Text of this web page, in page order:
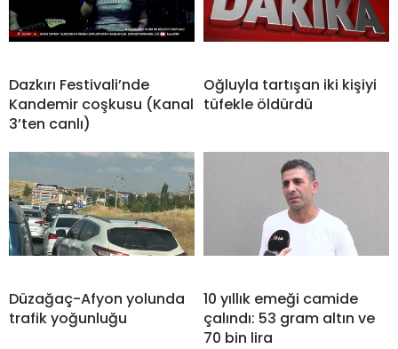
Dazkırı Festivali’nde
Kandemir coşkusu (Kanal
3’ten canlı)
Oğluyla tartışan iki kişiyi
tüfekle öldürdü
Düzağaç-Afyon yolunda
trafik yoğunluğu
10 yıllık emeği camide
çalındı: 53 gram altın ve
70 bin lira